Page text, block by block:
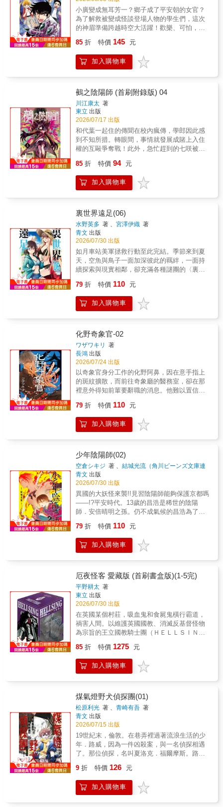
小廣變成無耳芳一？鄉子成了平安朝的女官？
為了解救被變成怪談登場人物的學生們，這次
的神眉準備跨越時空大活躍！歡樂、可怕，還
吧！新時代的「神眉」隆重誕生！首刷限定簽
名留言卡 約10*15cm 紙收藏卡 約10*15cm 紙
85 折 特價 145 元
加入購物車
鵺之陰陽師 (首刷附錄版) 04
川江康太 著
東立 出版
2026/07/17 出版
和代葉一起住的傳聞在校內瘋傳，學郎因此感
到不知所措。轉眼間，事情就發展成賭上入住
權的互毆爭奪戰！此外，急忙趕到的七咲被幻
85 折 特價 94 元
加入購物車
裏世界遠足(06)
水野英多 著 、宮澤伊織 著
青文 出版
2026/07/30 出版
如月車站美軍拯救行動至此完結。季節來到夏
天，空魚與鳥子一面加深彼此的羈絆，一面持
續探索與現實相鄰，卻充滿各種謎團的〈裏世
邊境海灘，並且在那裡見到了…!?兩名女子的
怪異探險生存之旅完全漫畫化第６集驚駭登
場！另外特別收錄原作者‧宮澤伊織老師的全新
後，漫畫版堂堂登場！電視動畫播出後好評不
斷！前去探尋「不應調查的事物」吧——女大
學生．紙越空魚在偶然間發現的另一個世界
〈裏側〉，是一個充滿種種日本知名的危險怪
談與都市傳說，神祕而不可解的世界。在因緣
際會之下，她於〈裏側〉結識了仁科鳥子，由
兩個女孩子展開的異世界探險求生譚就此開
幕！
79 折 特價 110 元
加入購物車
化野奇象官-02
ワザワキリ
著
長鴻 出版
2026/07/24 出版
以奇象官身分工作的化野阿鼻，因在意手指上
的斑紋擴散，而前往奇象廳的醫務室，卻在那
裡意外得知前輩要辭職的消息。他難以置信，
淵。
79 折 特價 110 元
加入購物車
少年陰陽師(02)
空倉シキジ 著 、結城光流（角川ビーンズ文庫連
載） 著
青文 出版
2026/07/30 出版
異國的大妖怪來襲!!見習陰陽師能夠保護京都嗎
――!?平安時代。13歲的昌浩是稀世的陰陽
師．安倍晴明之孫。仍不成氣候的昌浩為了超
行！昌浩被真實身分是「十二神將．紅蓮」的
小怪救了一命，並在尋找內裏發生火災的不解
之謎。不過在調查期間，遭遇來自遠方的大妖
版，劇情急轉直下的第二集！本書特色我說過
好幾次，不要叫我晴明的孫子!!為了打倒妖怪，
超越祖父．安倍晴明的成就，少年陰陽師展開
戰鬥――――!!主角是安倍晴明的孫子!?日本累
計突破600萬冊（含電子書）的超人氣系列改編
漫畫版上市！
79 折 特價 110 元
加入購物車
厄夜怪客 愛藏版 (首刷書盒版)(1-5完)
平野耕太 著
東立 出版
2026/07/30 出版
在英國某個村莊，吸血鬼和食屍鬼橫行霸道，
禍害人間。以維護英國國教、消滅反基督怪物
為宗旨的王立國教騎士團（ＨＥＬＬＳＩＮ
往鎮壓。阿爾卡特雖打敗邪物，卻也間接將倒
楣的女警西洛斯．維多利亞變成吸血鬼……
85 折 特價 1275 元
加入購物車
煤氣燈野犬偵探團(01)
松原利光 著 、青崎有吾 著
青文 出版
2026/07/15 出版
19世紀末，倫敦。在巷弄裡過著流浪生活的少
年．路威，因為一件凶殺案，與一名偵探相遇
了。那位偵探，名叫夏洛克．福爾摩斯。路威
了拯救被犯罪與陰謀所籠罩之魔都倫敦的流浪
兒們，毅然決定成為替他做事的「獵犬」。屬
於少年們的地下街區(暗巷地帶)懸疑史詩，正式
9 折 特價 126 元
加入購物車